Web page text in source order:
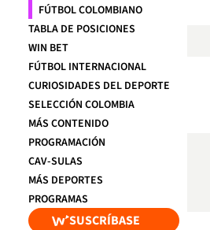
FÚTBOL COLOMBIANO
TABLA DE POSICIONES
WIN BET
FÚTBOL INTERNACIONAL
CURIOSIDADES DEL DEPORTE
SELECCIÓN COLOMBIA
MÁS CONTENIDO
PROGRAMACIÓN
CAV-SULAS
MÁS DEPORTES
PROGRAMAS
SUSCRÍBASE